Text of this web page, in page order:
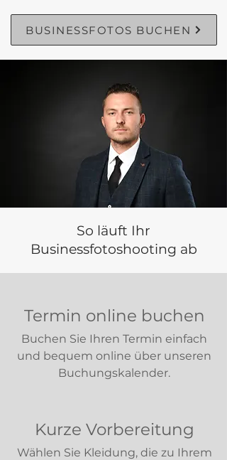
BUSINESSFOTOS BUCHEN
So läuft Ihr
Businessfotoshooting ab
Termin online buchen
Buchen Sie Ihren Termin einfach
und bequem online über unseren
Buchungskalender.
Kurze Vorbereitung
Wählen Sie Kleidung, die zu Ihrem